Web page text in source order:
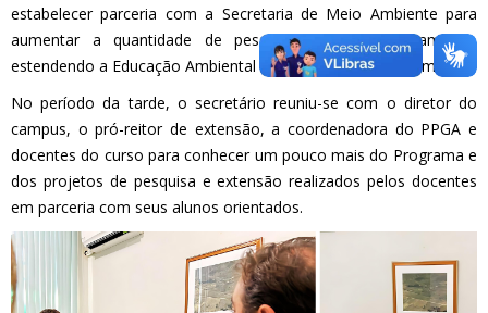
estabelecer parceria com a Secretaria de Meio Ambiente para
aumentar a quantidade de pessoas atendidas diretamente,
estendendo a Educação Ambiental a um público cada vez maior.
No período da tarde, o secretário reuniu-se com o diretor do
campus, o pró-reitor de extensão, a coordenadora do PPGA e
docentes do curso para conhecer um pouco mais do Programa e
dos projetos de pesquisa e extensão realizados pelos docentes
em parceria com seus alunos orientados.